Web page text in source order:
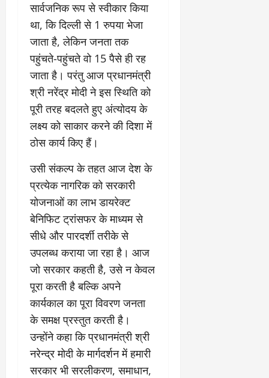
सार्वजनिक रूप से स्वीकार किया
था, कि दिल्ली से 1 रुपया भेजा
जाता है, लेकिन जनता तक
पहुंचते-पहुंचते वो 15 पैसे ही रह
जाता है। परंतु आज प्रधानमंत्री
श्री नरेंद्र मोदी ने इस स्थिति को
पूरी तरह बदलते हुए अंत्योदय के
लक्ष्य को साकार करने की दिशा में
ठोस कार्य किए हैं।
उसी संकल्प के तहत आज देश के
प्रत्येक नागरिक को सरकारी
योजनाओं का लाभ डायरेक्ट
बेनिफिट ट्रांसफर के माध्यम से
सीधे और पारदर्शी तरीके से
उपलब्ध कराया जा रहा है। आज
जो सरकार कहती है, उसे न केवल
पूरा करती है बल्कि अपने
कार्यकाल का पूरा विवरण जनता
के समक्ष प्रस्तुत करती है।
उन्होंने कहा कि प्रधानमंत्री श्री
नरेन्द्र मोदी के मार्गदर्शन में हमारी
सरकार भी सरलीकरण, समाधान,